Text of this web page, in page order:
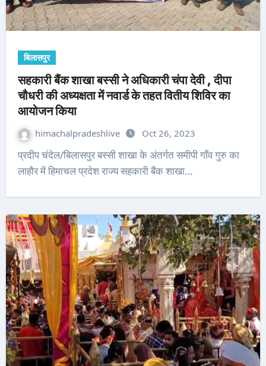
बिलासपुर
सहकारी बैंक शाखा बस्सी ने अधिकारी चंपा देवी , दीपा
चौधरी की अध्यक्षता में नवार्ड के तहत वितीय शिविर का
आयोजन किया
himachalpradeshlive Oct 26, 2023
प्रदीप चंदेल/बिलासपुर बस्सी शाखा के अंतर्गत समीपी गाँव गुरु का
लाहौर में हिमाचल प्रदेश राज्य सहकारी बैंक शाखा…